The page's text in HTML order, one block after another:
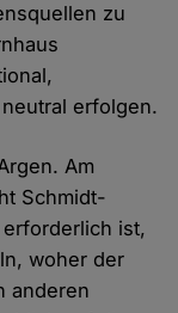
zu
erfolgen.
Am
Schmidt-
ist,
woher der
anderen